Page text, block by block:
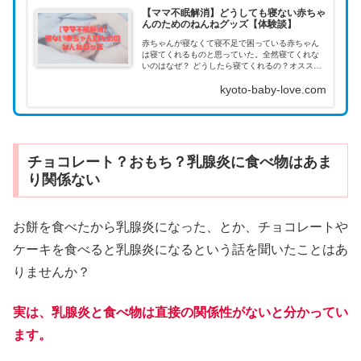
【ママ不眠解消】どうしても寝ない赤ちゃ
んのためのねんねグッズ【体験談】
赤ちゃんが寝なくて寝不足で困っている赤ちゃん
は寝てくれるものと思っていた。全然寝てくれな
いのはなぜ？ どうしたら寝てくれるの？オススメ
悩みに答えます。どうして赤ち...kyoto-baby-love.com
チョコレート？おもち？乳腺炎に食べ物はあま
り関係ない
お餅を食べたから乳腺炎になった、とか、チョコレートや
ケーキを食べると乳腺炎になるという話を聞いたことはあ
りませんか？
実は、乳腺炎と食べ物は直接の関係性がないと分かってい
ます。